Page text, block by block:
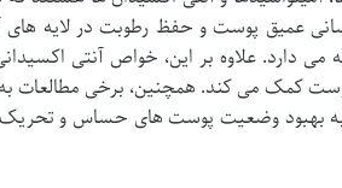
عمیق پوست و حفظ رطوبت در لایه
می دارد. علاوه بر این، خواص آنتی
کمک می کند. همچنین، برخی مطالعات
به بهبود وضعیت پوست های حساس و